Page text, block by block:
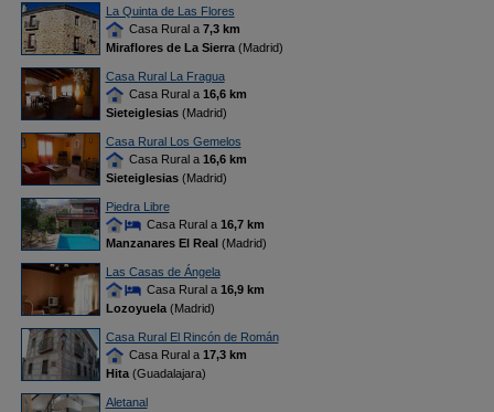
La Quinta de Las Flores
Casa Rural a 7,3 km
Miraflores de La Sierra(Madrid)
Casa Rural La Fragua
Casa Rural a 16,6 km
Sieteiglesias(Madrid)
Casa Rural Los Gemelos
Casa Rural a 16,6 km
Sieteiglesias(Madrid)
Piedra Libre
Casa Rural a 16,7 km
Manzanares El Real(Madrid)
Las Casas de Ángela
Casa Rural a 16,9 km
Lozoyuela(Madrid)
Casa Rural El Rincón de Román
Casa Rural a 17,3 km
Hita(Guadalajara)
Aletanal